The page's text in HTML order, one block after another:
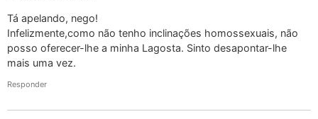
Tá apelando, nego!
Infelizmente,como não tenho inclinações homossexuais, não
posso oferecer-lhe a minha Lagosta. Sinto desapontar-lhe
mais uma vez.
Responder